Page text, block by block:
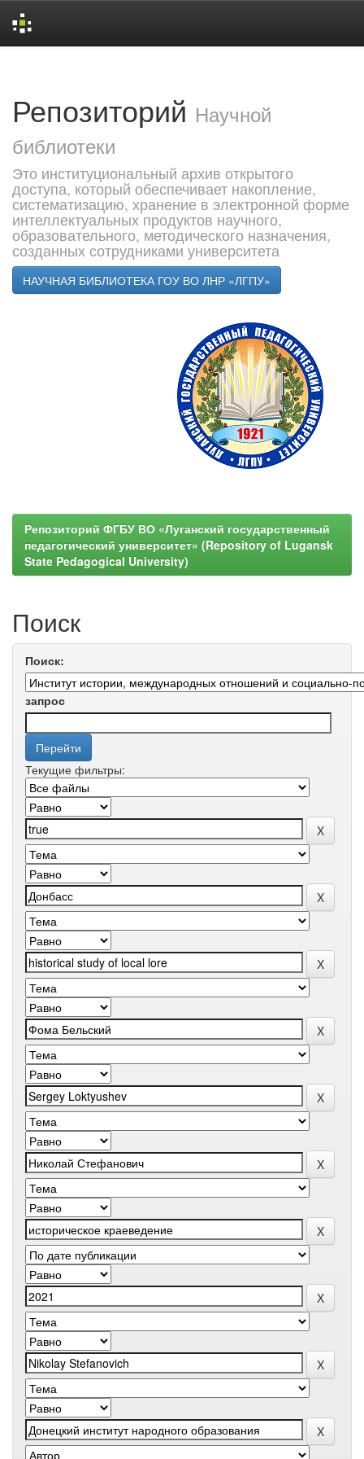
Репозиторий Научной
библиотеки
Это институциональный архив открытого
доступа, который обеспечивает накопление,
систематизацию, хранение в электронной форме
интеллектуальных продуктов научного,
образовательного, методического назначения,
созданных сотрудниками университета
НАУЧНАЯ БИБЛИОТЕКА ГОУ ВО ЛНР «ЛГПУ»
Репозиторий ФГБУ ВО «Луганский государственный
педагогический университет» (Repository of Lugansk
State Pedagogical University)
Поиск
Поиск:
запрос
Текущие фильтры: